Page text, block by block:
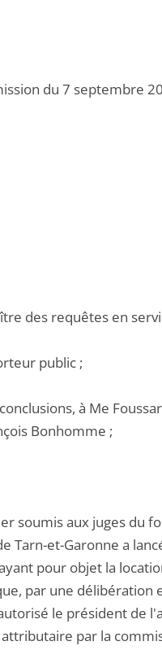
du 7 septembre
des requêtes en
public ;
à Me
Bonhomme ;
soumis aux juges du
Tarn-et-Garonne a
pour objet la
par une délibération
le président de
par la